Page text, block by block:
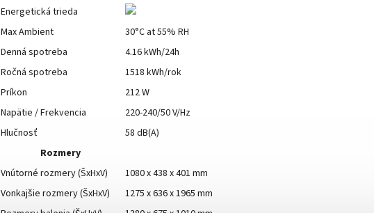
Energetická trieda
Max Ambient
30°C at 55% RH
Denná spotreba
4.16 kWh/24h
Ročná spotreba
1518 kWh/rok
Príkon
212 W
Napätie / Frekvencia
220-240/50 V/Hz
Hlučnosť
58 dB(A)
Rozmery
Vnútorné rozmery (ŠxHxV)
1080 x 438 x 401 mm
Vonkajšie rozmery (ŠxHxV)
1275 x 636 x 1965 mm